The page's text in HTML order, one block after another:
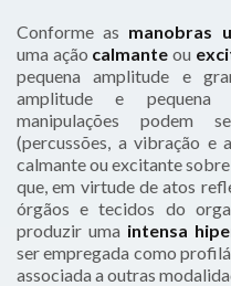
Conforme as manobras
uma ação calmante ou
pequena amplitude e
amplitude e pequena
manipulações podem
(percussões, a vibração e
calmante ou excitante
que, em virtude de atos
órgãos e tecidos do
produzir uma intensa
ser empregada como
associada a outras